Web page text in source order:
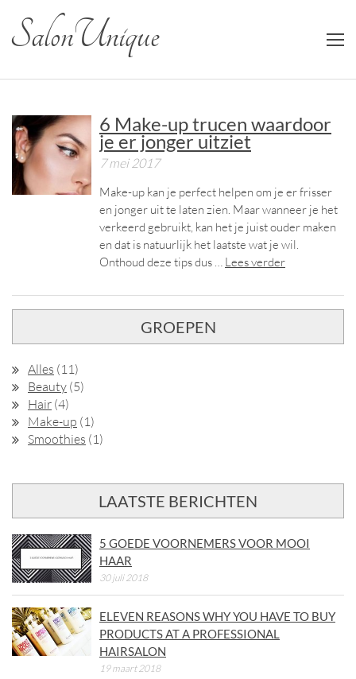
Salon Unique
6 Make-up trucen waardoor
je er jonger uitziet
7 mei 2017
Make-up kan je perfect helpen om je er frisser
en jonger uit te laten zien. Maar wanneer je het
verkeerd gebruikt, kan het je juist ouder maken
en dat is natuurlijk het laatste wat je wil.
Onthoud deze tips dus … Lees verder
GROEPEN
Alles (11)
Beauty (5)
Hair (4)
Make-up (1)
Smoothies (1)
LAATSTE BERICHTEN
5 GOEDE VOORNEMERS VOOR MOOI
HAAR
30 juli 2018
ELEVEN REASONS WHY YOU HAVE TO BUY
PRODUCTS AT A PROFESSIONAL
HAIRSALON
19 maart 2018